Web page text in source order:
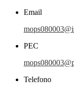
Email
PEC
Telefono